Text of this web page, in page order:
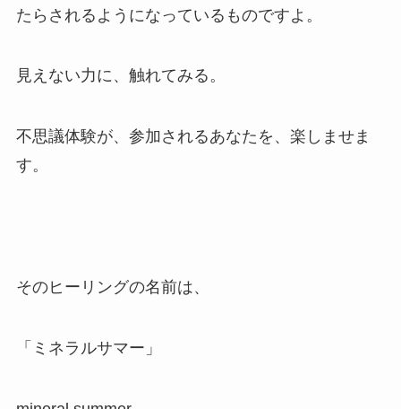
たらされるようになっているものですよ。
見えない力に、触れてみる。
不思議体験が、参加されるあなたを、楽しませま
す。
そのヒーリングの名前は、
「ミネラルサマー」